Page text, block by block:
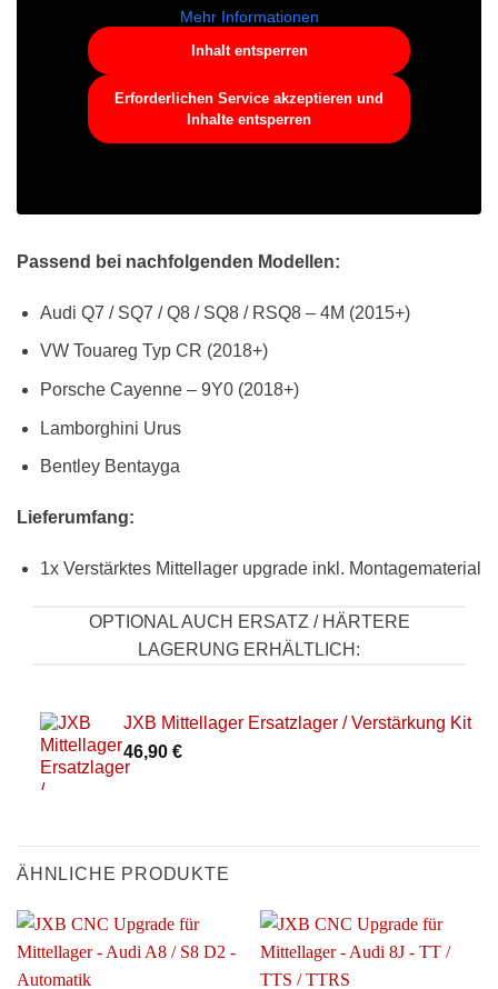
Mehr Informationen
Inhalt entsperren
Erforderlichen Service akzeptieren und
Inhalte entsperren
Passend bei nachfolgenden Modellen:
Audi Q7 / SQ7 / Q8 / SQ8 / RSQ8 – 4M (2015+)
VW Touareg Typ CR (2018+)
Porsche Cayenne – 9Y0 (2018+)
Lamborghini Urus
Bentley Bentayga
Lieferumfang:
1x Verstärktes Mittellager upgrade inkl. Montagematerial
OPTIONAL AUCH ERSATZ / HÄRTERE
LAGERUNG ERHÄLTLICH:
JXB Mittellager Ersatzlager / Verstärkung Kit
46,90 €
ÄHNLICHE PRODUKTE